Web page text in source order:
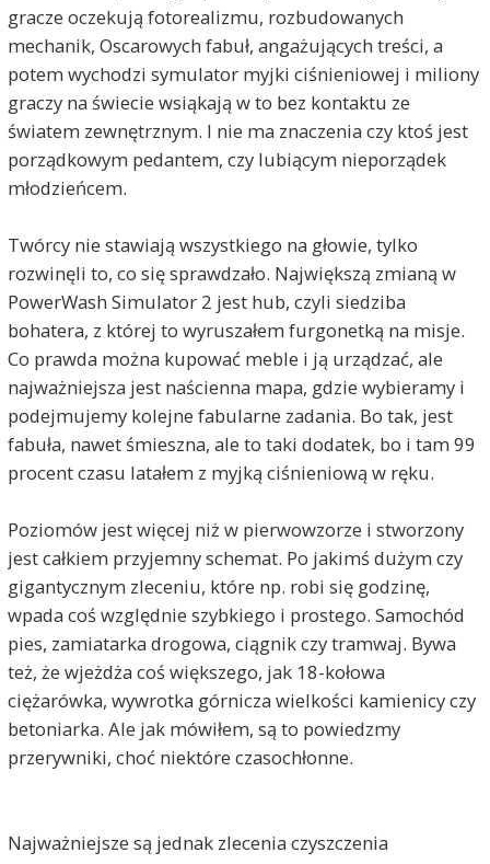
gracze oczekują fotorealizmu, rozbudowanych
mechanik, Oscarowych fabuł, angażujących treści, a
potem wychodzi symulator myjki ciśnieniowej i miliony
graczy na świecie wsiąkają w to bez kontaktu ze
światem zewnętrznym. I nie ma znaczenia czy ktoś jest
porządkowym pedantem, czy lubiącym nieporządek
młodzieńcem.
Twórcy nie stawiają wszystkiego na głowie, tylko
rozwinęli to, co się sprawdzało. Największą zmianą w
PowerWash Simulator 2 jest hub, czyli siedziba
bohatera, z której to wyruszałem furgonetką na misje.
Co prawda można kupować meble i ją urządzać, ale
najważniejsza jest naścienna mapa, gdzie wybieramy i
podejmujemy kolejne fabularne zadania. Bo tak, jest
fabuła, nawet śmieszna, ale to taki dodatek, bo i tam 99
procent czasu latałem z myjką ciśnieniową w ręku.
Poziomów jest więcej niż w pierwowzorze i stworzony
jest całkiem przyjemny schemat. Po jakimś dużym czy
gigantycznym zleceniu, które np. robi się godzinę,
wpada coś względnie szybkiego i prostego. Samochód
pies, zamiatarka drogowa, ciągnik czy tramwaj. Bywa
też, że wjeżdża coś większego, jak 18-kołowa
ciężarówka, wywrotka górnicza wielkości kamienicy czy
betoniarka. Ale jak mówiłem, są to powiedzmy
przerywniki, choć niektóre czasochłonne.
Najważniejsze są jednak zlecenia czyszczenia